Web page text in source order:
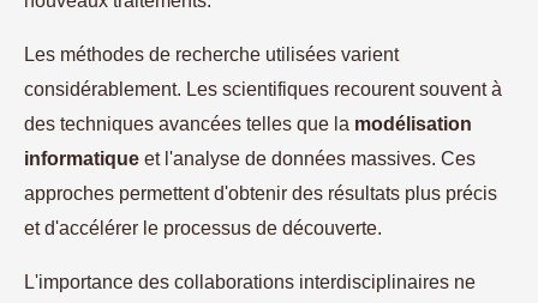
Les méthodes de recherche utilisées varient
considérablement. Les scientifiques recourent souvent à
des techniques avancées telles que la modélisation
informatique et l'analyse de données massives. Ces
approches permettent d'obtenir des résultats plus précis
et d'accélérer le processus de découverte.
L'importance des collaborations interdisciplinaires ne